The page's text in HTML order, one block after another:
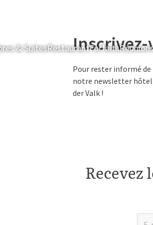
& SuitesRestaurantForfaits
Pour rester informé
notre newsletter
der Valk !
Recevez